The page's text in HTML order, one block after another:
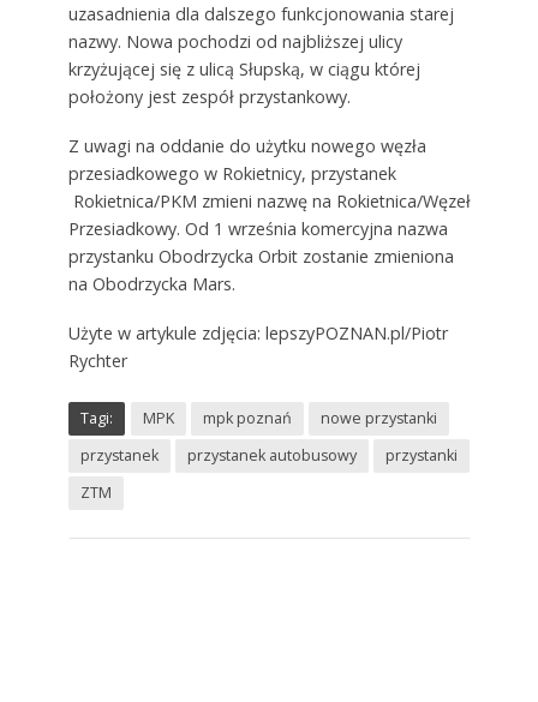
uzasadnienia dla dalszego funkcjonowania starej
nazwy. Nowa pochodzi od najbliższej ulicy
krzyżującej się z ulicą Słupską, w ciągu której
położony jest zespół przystankowy.
Z uwagi na oddanie do użytku nowego węzła
przesiadkowego w Rokietnicy, przystanek
Rokietnica/PKM zmieni nazwę na Rokietnica/Węzeł
Przesiadkowy. Od 1 września komercyjna nazwa
przystanku Obodrzycka Orbit zostanie zmieniona
na Obodrzycka Mars.
Użyte w artykule zdjęcia: lepszyPOZNAN.pl/Piotr
Rychter
Tagi: MPK mpk poznań
nowe przystanki
przystanek
przystanek autobusowy
przystanki
ZTM